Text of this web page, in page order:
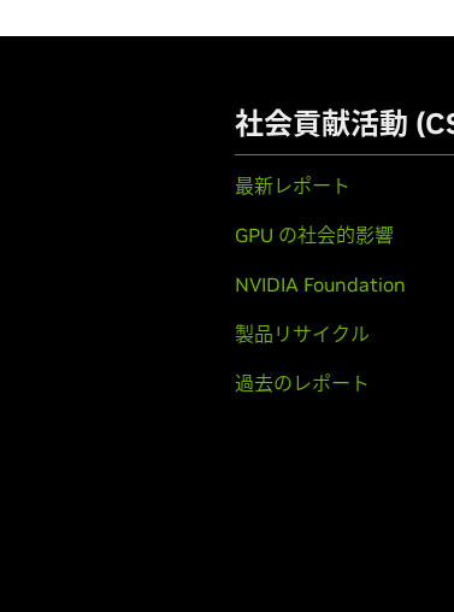
社会貢献活動
最新レポート
GPU の社会的影響
NVIDIA Foundation
製品リサイクル
過去のレポート